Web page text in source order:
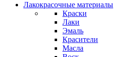
Лакокрасочные материалы
Краски
Лаки
Эмаль
Красители
Масла